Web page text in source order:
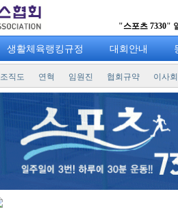
스포츠 7330" 일주일에
생활체육랭킹규정 대회안내
조직도 연혁 임원진 협회규약 이사